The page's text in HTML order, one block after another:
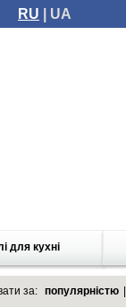
RU | UA
для кухні
за: популярністю